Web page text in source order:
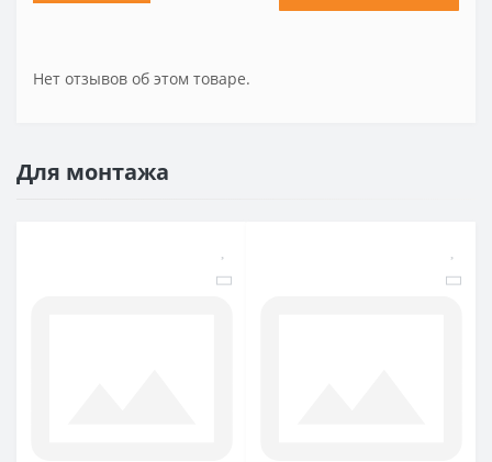
Нет отзывов об этом товаре.
Для монтажа